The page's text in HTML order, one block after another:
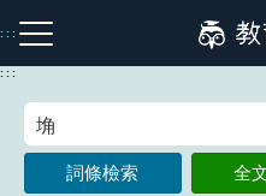
到
主
:::
注音索引圖示 筆畫索
:::
詞條檢索 全